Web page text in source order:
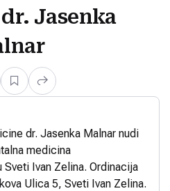
Jasenka
dr. Jasenka Malnar nudi
medicina
Ivan Zelina. Ordinacija
Ulica 5, Sveti Ivan Zelina.